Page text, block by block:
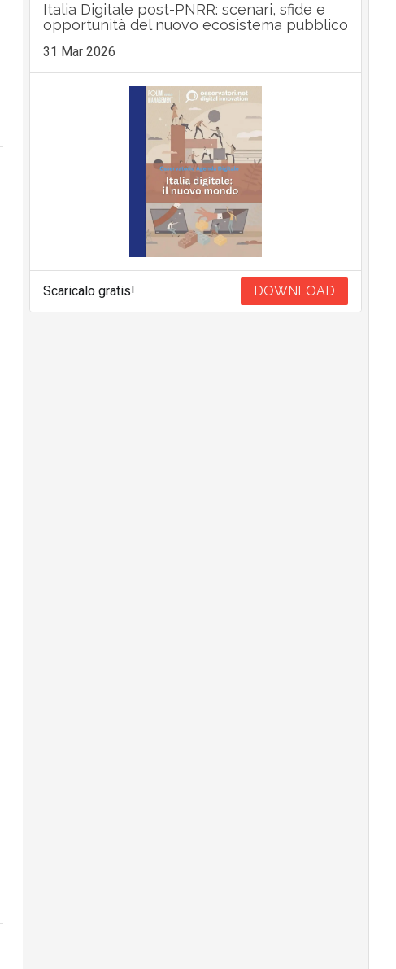
Italia Digitale post-PNRR: scenari, sfide e
opportunità del nuovo ecosistema pubblico
31 Mar 2026
Scaricalo gratis! DOWNLOAD